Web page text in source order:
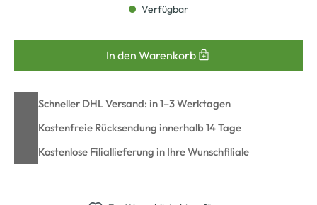
Verfügbar
In den Warenkorb
Schneller DHL Versand: in 1–3 Werktagen
Kostenfreie Rücksendung innerhalb 14 Tage
Kostenlose Filiallieferung in Ihre Wunschfiliale